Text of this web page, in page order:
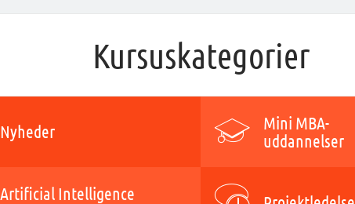
Kursuskategorier
Nyheder
Mini MBA-
uddannelser
Artificial Intelligence